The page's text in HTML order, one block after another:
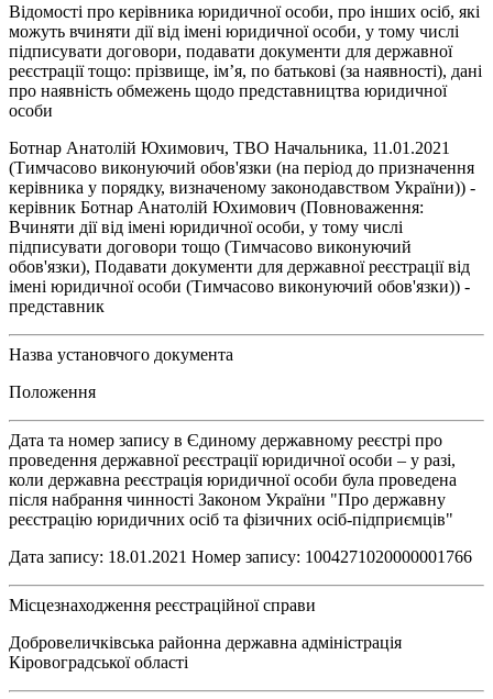
Відомості про керівника юридичної особи, про інших осіб, які
можуть вчиняти дії від імені юридичної особи, у тому числі
підписувати договори, подавати документи для державної
реєстрації тощо: прізвище, ім’я, по батькові (за наявності), дані
про наявність обмежень щодо представництва юридичної
особи
Ботнар Анатолій Юхимович, ТВО Начальника, 11.01.2021
(Тимчасово виконуючий обов'язки (на період до призначення
керівника у порядку, визначеному законодавством України)) -
керівник Ботнар Анатолій Юхимович (Повноваження:
Вчиняти дії від імені юридичної особи, у тому числі
підписувати договори тощо (Тимчасово виконуючий
обов'язки), Подавати документи для державної реєстрації від
імені юридичної особи (Тимчасово виконуючий обов'язки)) -
представник
Назва установчого документа
Положення
Дата та номер запису в Єдиному державному реєстрі про
проведення державної реєстрації юридичної особи – у разі,
коли державна реєстрація юридичної особи була проведена
після набрання чинності Законом України "Про державну
реєстрацію юридичних осіб та фізичних осіб-підприємців"
Дата запису: 18.01.2021 Номер запису: 1004271020000001766
Місцезнаходження реєстраційної справи
Добровеличківська районна державна адміністрація
Кіровоградської області